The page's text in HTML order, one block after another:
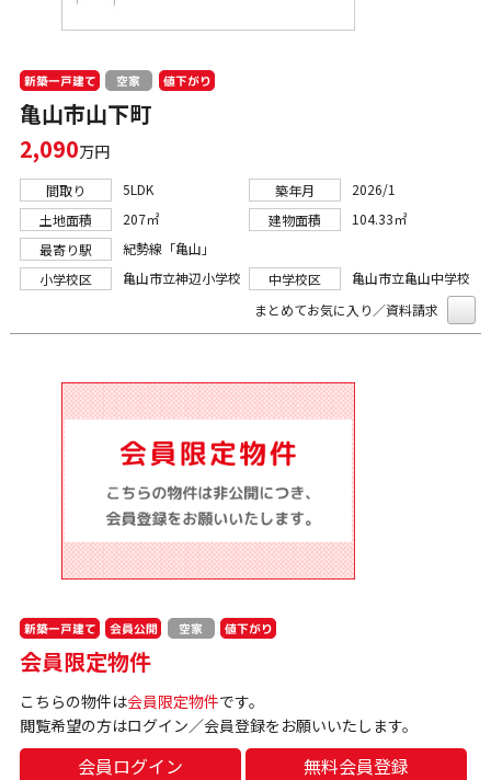
新築一戸建て 空家 値下がり
亀山市山下町
2,090万円
間取り 5LDK 築年月
2026/1
土地面積
207㎡ 建物面積
104.33㎡
最寄り駅
紀勢線「亀山」
小学校区
亀山市立神辺小学校 中学校区
亀山市立亀山中学校
まとめてお気に入り／資料請求
新築一戸建て 会員公開 空家 値下がり
会員限定物件
こちらの物件は会員限定物件です。
閲覧希望の方はログイン／会員登録をお願いいたします。
会員ログイン 無料会員登録